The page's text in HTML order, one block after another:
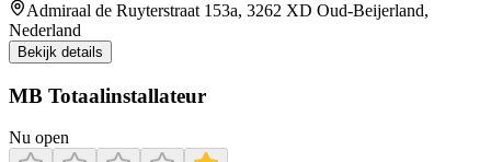
Admiraal de Ruyterstraat 153a, 3262 XD Oud-Beijerland,
Nederland
Bekijk details
MB Totaalinstallateur
Nu open